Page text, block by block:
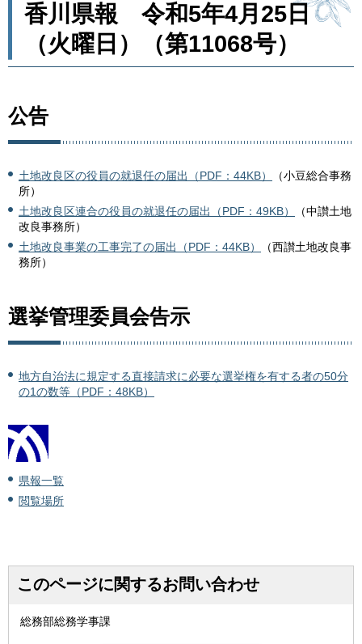
香川県報 令和5年4月25日
（火曜日）（第11068号）
公告
土地改良区の役員の就退任の届出（PDF：44KB）
（小豆総合事務
所）
土地改良区連合の役員の就退任の届出（PDF：49KB）
（中讃土地
改良事務所）
土地改良事業の工事完了の届出（PDF：44KB）
（西讃土地改良事
務所）
選挙管理委員会告示
地方自治法に規定する直接請求に必要な選挙権を有する者の50分
の1の数等（PDF：48KB）
県報一覧
閲覧場所
このページに関するお問い合わせ
総務部総務学事課